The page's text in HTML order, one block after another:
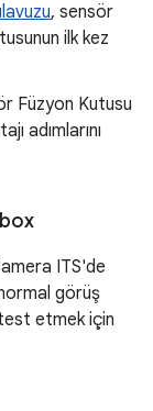
, sensör
ilk kez
Füzyon Kutusu
adımlarını
ITS'de
görüş
etmek için